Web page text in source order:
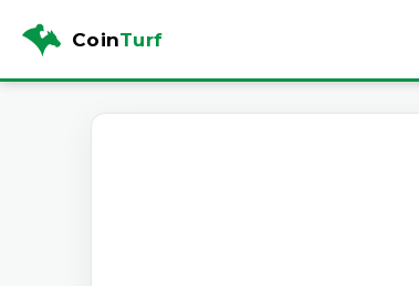
CoinTurf